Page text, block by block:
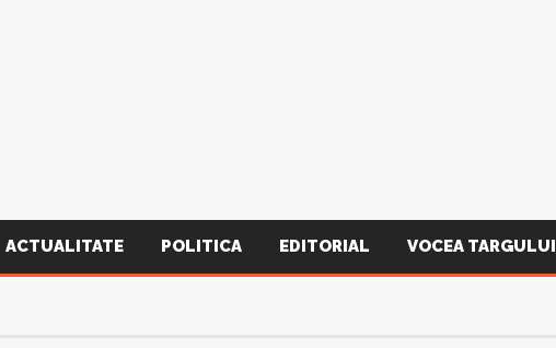
ACTUALITATE POLITICA EDITORIAL VOCEA TARGULUI